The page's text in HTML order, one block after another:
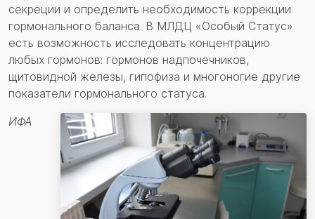
секреции и определить необходимость коррекции
гормонального баланса. В МЛДЦ «Особый Статус»
есть возможность исследовать концентрацию
любых гормонов: гормонов надпочечников,
щитовидной железы, гипофиза и многоногие другие
показатели гормонального статуса.
ИФА